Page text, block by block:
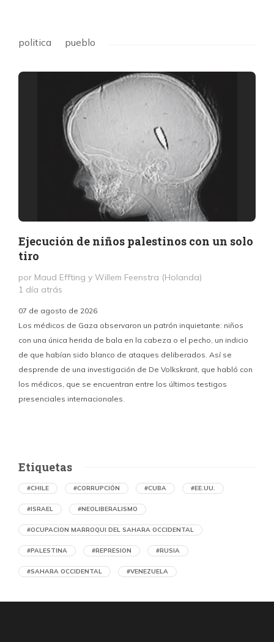
politica pueblo
Ejecución de niños palestinos con un solo
tiro
por Maud Effting y Willem Feenstra (Holanda)
1 día atrás
07 de agosto de 2026
Los médicos de Gaza observaron un patrón inquietante: niños
con una única herida de bala en la cabeza o el pecho, un indicio
de que habían sido blanco de ataques deliberados. Así se
desprende de una investigación de De Volkskrant, que habló con
los médicos, que se encuentran entre los últimos testigos
presenciales internacionales.
Ejecución de niños palestinos con un solo
Etiquetas
#CHILE #CORRUPCIÓN #CUBA #EE.UU.
#ISRAEL #NEOLIBERALISMO
#OCUPACION MARROQUI DEL SAHARA OCCIDENTAL
#PALESTINA #REPRESION #RUSIA
#SAHARA OCCIDENTAL #VENEZUELA